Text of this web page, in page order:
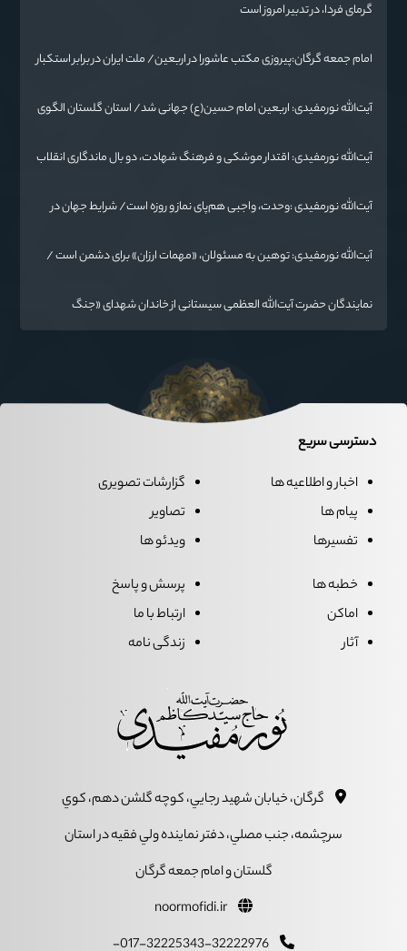
گرمای فردا، در تدبیر امروز است
امام جمعه گرگان:پیروزی مکتب عاشورا در اربعین/ ملت ایران در برابر استکبار
آیت‌الله نورمفیدی: اربعین امام حسین(ع) جهانی شد/ استان گلستان الگوی
آیت‌الله نورمفیدی: اقتدار موشکی و فرهنگ شهادت، دو بال ماندگاری انقلاب
آیت‌الله نورمفیدی :وحدت، واجبی هم‌پای نماز و روزه است/ شرایط جهان در
آیت‌الله نورمفیدی: توهین به مسئولان، «مهمات ارزان» برای دشمن است /
نمایندگان حضرت آیت‌الله العظمی سیستانی از خاندان شهدای «جنگ
دسترسی سریع
اخبار و اطلاعیه ها
پیام ها
تفسیرها
گزارشات تصویری
تصاویر
ویدئو ها
خطبه ها
اماکن
آثار
پرسش و پاسخ
ارتباط با ما
زندگی نامه
گرگان، خيابان شهيد رجايي، کوچه گلشن دهم، کوي
سرچشمه، جنب مصلي، دفتر نماينده ولي فقيه در استان
گلستان و امام جمعه گرگان